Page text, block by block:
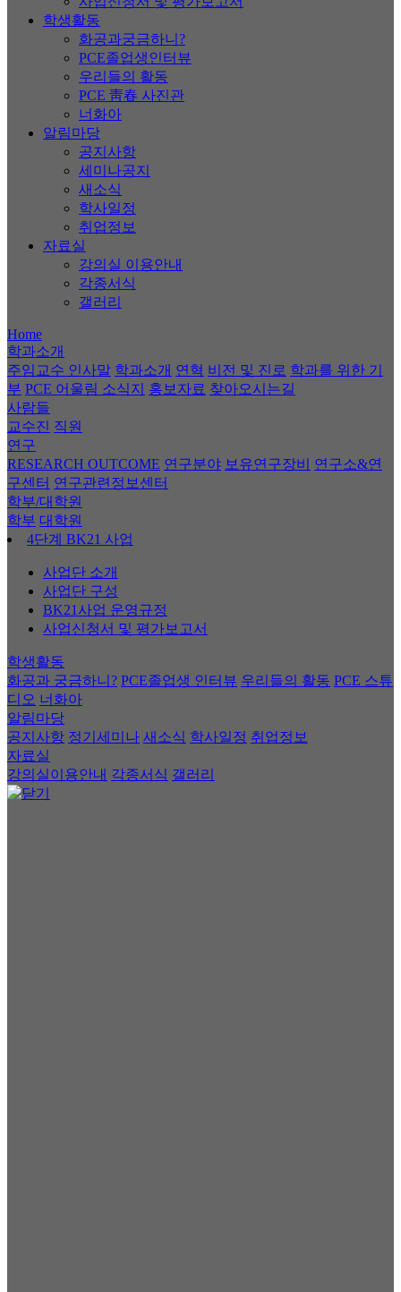
학생활동
화공과궁금하니?
PCE졸업생인터뷰
우리들의 활동
PCE 靑春 사진관
너화아
알림마당
공지사항
세미나공지
새소식
학사일정
취업정보
자료실
강의실 이용안내
각종서식
갤러리
Home
학과소개
주임교수 인사말 학과소개 연혁 비전 및 진로 학과를 위한 기
부 PCE 어울림 소식지 홍보자료 찾아오시는길
사람들
교수진 직원
연구
RESEARCH OUTCOME 연구분야 보유연구장비
연구소&연
구센터 연구관련정보센터
학부/대학원
학부 대학원
4단계 BK21 사업
사업단 소개
사업단 구성
BK21사업 운영규정
사업신청서 및 평가보고서
학생활동
화공과 궁금하니? PCE졸업생 인터뷰 우리들의 활동 PCE 스튜
디오 너화아
알림마당
공지사항 정기세미나 새소식 학사일정 취업정보
자료실
강의실이용안내 각종서식 갤러리